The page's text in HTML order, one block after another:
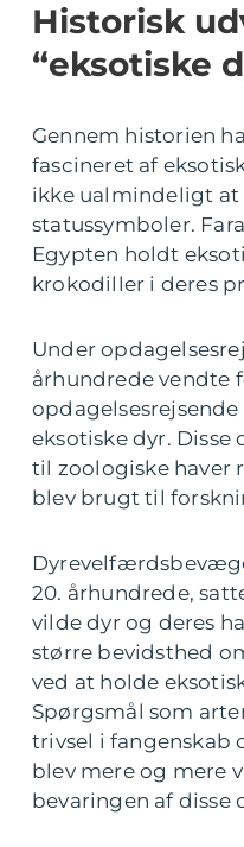
Historisk
“eksotiske
Gennem historien
fascineret af
ikke ualmindeligt at
statussymboler.
Egypten holdt
krokodiller i deres
Under
århundrede vendte
eksotiske dyr.
til zoologiske haver
blev brugt til
20. århundrede,
vilde dyr og deres
større bevidsthed
ved at holde
Spørgsmål som
trivsel i fangenskab
blev mere og mere
bevaringen af disse